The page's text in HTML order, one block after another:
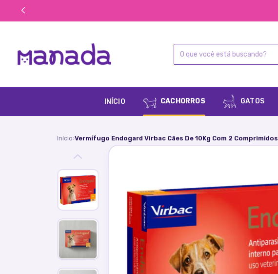
INÍCIO CACHORROS GATOS
Início›Vermífugo Endogard Virbac Cães De 10Kg Com 2 Comprimidos